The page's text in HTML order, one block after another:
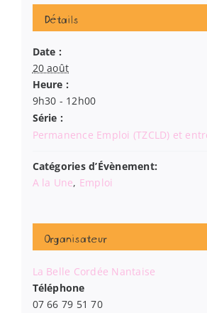
Détails
Date :
20 août
Heure :
9h30 - 12h00
Série :
Permanence Emploi (TZCLD) et
Catégories d’Évènement:
A la Une, Emploi
Organisateur
La Belle Cordée Nantaise
Téléphone
07 66 79 51 70